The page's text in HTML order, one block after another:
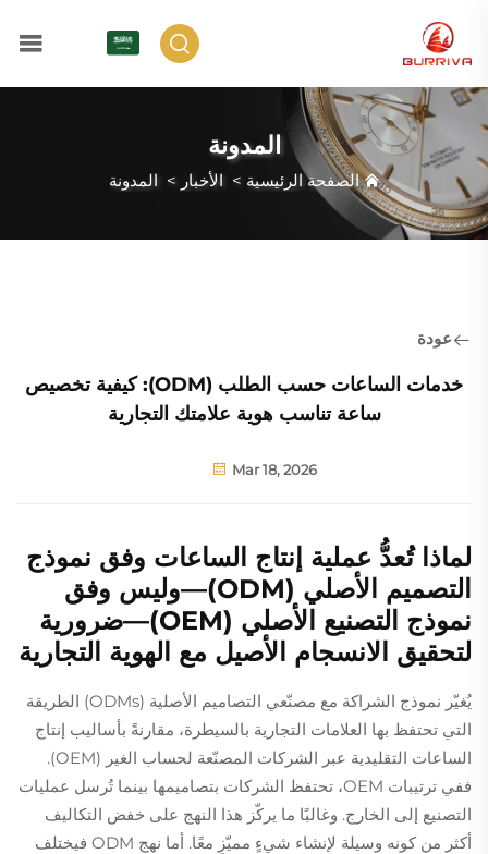
المدونة
الصفحة الرئيسية > الأخبار > المدونة
عودة
خدمات الساعات حسب الطلب (ODM): كيفية تخصيص
ساعة تناسب هوية علامتك التجارية
Mar 18, 2026
لماذا تُعدُّ عملية إنتاج الساعات وفق نموذج
التصميم الأصلي (ODM)—وليس وفق
نموذج التصنيع الأصلي (OEM)—ضرورية
لتحقيق الانسجام الأصيل مع الهوية التجارية
يُغيّر نموذج الشراكة مع مصنّعي التصاميم الأصلية (ODMs) الطريقة
التي تحتفظ بها العلامات التجارية بالسيطرة، مقارنةً بأساليب إنتاج
الساعات التقليدية عبر الشركات المصنّعة لحساب الغير (OEM).
ففي ترتيبات OEM، تحتفظ الشركات بتصاميمها بينما تُرسل عمليات
التصنيع إلى الخارج. وغالبًا ما يركّز هذا النهج على خفض التكاليف
أكثر من كونه وسيلة لإنشاء شيءٍ مميّزٍ معًا. أما نهج ODM فيختلف